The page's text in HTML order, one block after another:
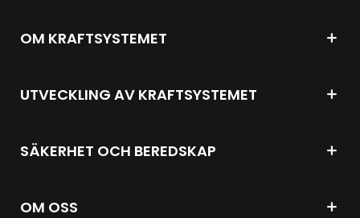
OM KRAFTSYSTEMET
UTVECKLING AV KRAFTSYSTEMET
SÄKERHET OCH BEREDSKAP
OM OSS